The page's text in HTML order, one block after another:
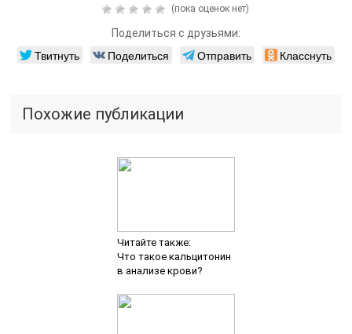
(пока оценок нет)
Поделиться с друзьями:
Твитнуть Поделиться Отправить Класснуть
Похожие публикации
Читайте также:
Что такое кальцитонин
в анализе крови?